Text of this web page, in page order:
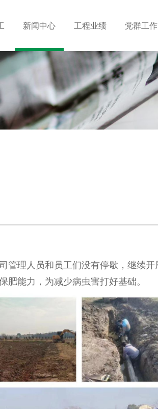
新闻中心 工程业绩 党群工作
理人员和员工们没有停歇，继续开
能力，为减少病虫害打好基础。